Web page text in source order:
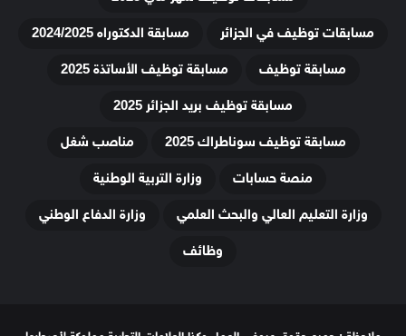
مسابقات توظيف في الجزائر
مسابقة الدكتوراه 2024/2025
مسابقة توظيف
مسابقة توظيف الأساتذة 2025
مسابقة توظيف بريد الجزائر 2025
مسابقة توظيف سوناطراك 2025
مناصب شغل
منصة حسابات
وزارة التربية الوطنية
وزارة التعليم العالي والبحث العلمي
وزارة الدفاع الوطني
وظائف